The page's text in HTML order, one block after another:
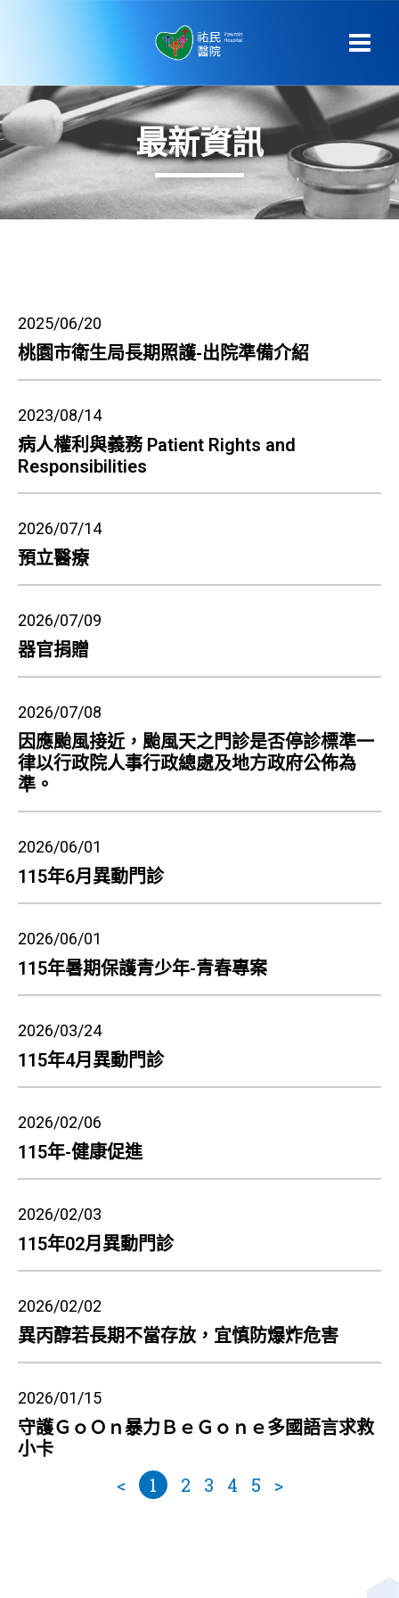
最新資訊
2025/06/20
桃園市衛生局長期照護-出院準備介紹
2023/08/14
病人權利與義務 Patient Rights and
Responsibilities
2026/07/14
預立醫療
2026/07/09
器官捐贈
2026/07/08
因應颱風接近，颱風天之門診是否停診標準一
律以行政院人事行政總處及地方政府公佈為
準。
2026/06/01
115年6月異動門診
2026/06/01
115年暑期保護青少年-青春專案
2026/03/24
115年4月異動門診
2026/02/06
115年-健康促進
2026/02/03
115年02月異動門診
2026/02/02
異丙醇若長期不當存放，宜慎防爆炸危害
2026/01/15
守護ＧｏＯｎ暴力ＢｅＧｏｎｅ多國語言求救
小卡
< 1 2 3 4 5 >